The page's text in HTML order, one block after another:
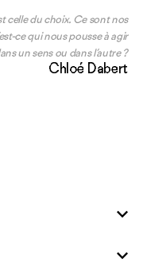
celle du choix. Ce sont nos
ce qui nous pousse à agir
un sens ou dans l’autre ?
Chloé Dabert